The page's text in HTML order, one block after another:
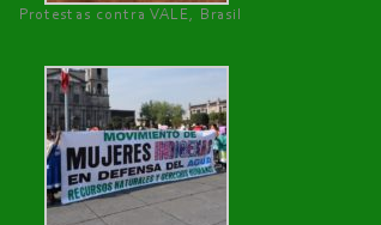
Protestas contra VALE, Brasil